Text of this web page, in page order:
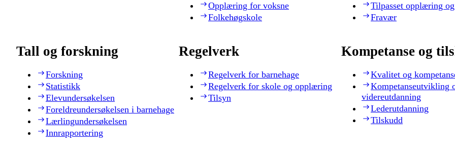
Opplæring for voksne
Folkehøgskole
Tilpasset opplæring
Fravær
Tall og forskning
Forskning
Statistikk
Elevundersøkelsen
Foreldreundersøkelsen i barnehage
Lærlingundersøkelsen
Innrapportering
Regelverk
Regelverk for barnehage
Regelverk for skole og opplæring
Tilsyn
Kompetanse og
Kvalitet og
Kompetanseutvikling
videreutdanning
Lederutdanning
Tilskudd